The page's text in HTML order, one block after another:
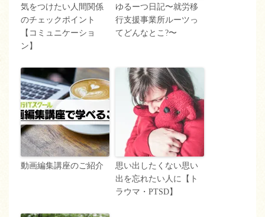
気をつけたい人間関係
のチェックポイント
【コミュニケーショ
ン】
ゆるーつ日記〜就労移
行支援事業所ルーツっ
てどんなとこ?〜
動画編集講座のご紹介
思い出したくない思い
出を忘れたい人に【ト
ラウマ・PTSD】